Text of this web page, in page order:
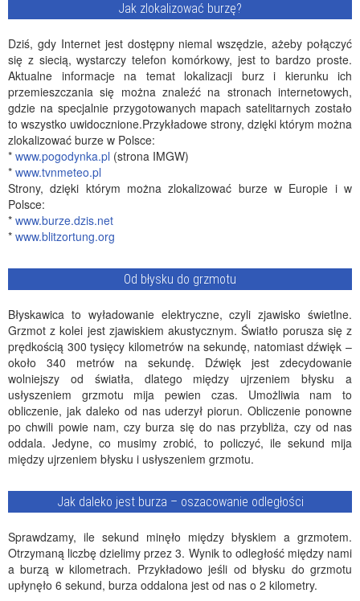
Jak zlokalizować burzę?
Dziś, gdy Internet jest dostępny niemal wszędzie, ażeby połączyć
się z siecią, wystarczy telefon komórkowy, jest to bardzo proste.
Aktualne informacje na temat lokalizacji burz i kierunku ich
przemieszczania się można znaleźć na stronach internetowych,
gdzie na specjalnie przygotowanych mapach satelitarnych zostało
to wszystko uwidocznione.Przykładowe strony, dzięki którym można
zlokalizować burze w Polsce:
* www.pogodynka.pl (strona IMGW)
* www.tvnmeteo.pl
Strony, dzięki którym można zlokalizować burze w Europie i w
Polsce:
* www.burze.dzis.net
* www.blitzortung.org
Od błysku do grzmotu
Błyskawica to wyładowanie elektryczne, czyli zjawisko świetlne.
Grzmot z kolei jest zjawiskiem akustycznym. Światło porusza się z
prędkością 300 tysięcy kilometrów na sekundę, natomiast dźwięk –
około 340 metrów na sekundę. Dźwięk jest zdecydowanie
wolniejszy od światła, dlatego między ujrzeniem błysku a
usłyszeniem grzmotu mija pewien czas. Umożliwia nam to
obliczenie, jak daleko od nas uderzył piorun. Obliczenie ponowne
po chwili powie nam, czy burza się do nas przybliża, czy od nas
oddala. Jedyne, co musimy zrobić, to policzyć, ile sekund mija
między ujrzeniem błysku i usłyszeniem grzmotu.
Jak daleko jest burza – oszacowanie odległości
Sprawdzamy, ile sekund minęło między błyskiem a grzmotem.
Otrzymaną liczbę dzielimy przez 3. Wynik to odległość między nami
a burzą w kilometrach. Przykładowo jeśli od błysku do grzmotu
upłynęło 6 sekund, burza oddalona jest od nas o 2 kilometry.